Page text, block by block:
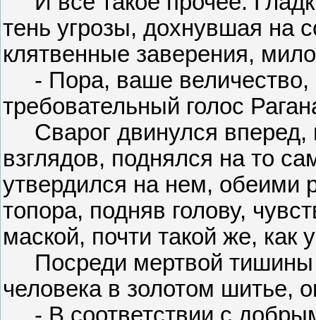
тень угрозы, дохнувшая
клятвенные заверения,
- Пора, ваше величество,
требовательный голос
Сварог двинулся вперед,
взглядов, поднялся на то
утвердился на нем, обеими
топора, подняв голову,
маской, почти такой же, как
Посреди мертвой тишины
человека в золотом шитье,